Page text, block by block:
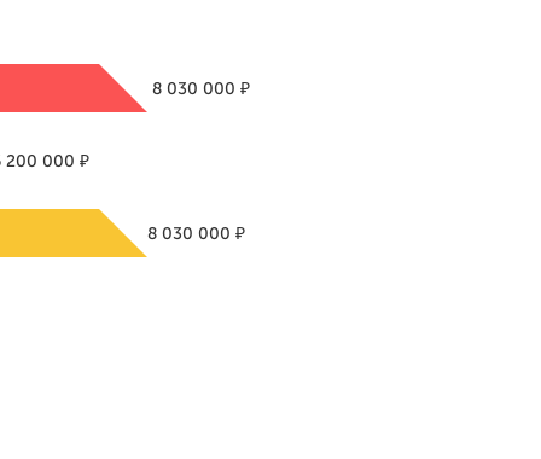
8 030 000₽
200 000 ₽
8 030 000₽